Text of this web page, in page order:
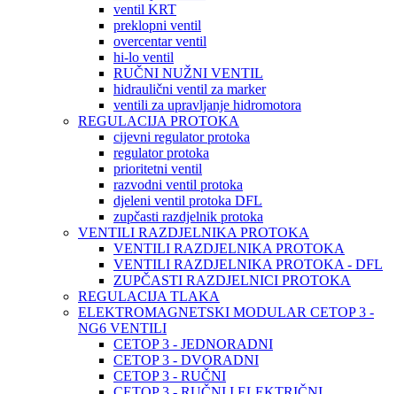
ventil KRT
preklopni ventil
overcentar ventil
hi-lo ventil
RUČNI NUŽNI VENTIL
hidraulični ventil za marker
ventili za upravljanje hidromotora
REGULACIJA PROTOKA
cijevni regulator protoka
regulator protoka
prioritetni ventil
razvodni ventil protoka
djeleni ventil protoka DFL
zupčasti razdjelnik protoka
VENTILI RAZDJELNIKA PROTOKA
VENTILI RAZDJELNIKA PROTOKA
VENTILI RAZDJELNIKA PROTOKA - DFL
ZUPČASTI RAZDJELNICI PROTOKA
REGULACIJA TLAKA
ELEKTROMAGNETSKI MODULAR CETOP 3 -
NG6 VENTILI
CETOP 3 - JEDNORADNI
CETOP 3 - DVORADNI
CETOP 3 - RUČNI